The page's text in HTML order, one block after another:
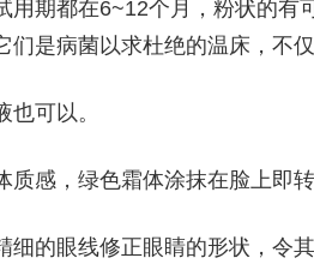
用期都在6~12个月，粉状的有
们是病菌以求杜绝的温床，不
可以。
质感，绿色霜体涂抹在脸上即
细的眼线修正眼睛的形状，令